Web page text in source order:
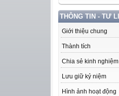
THÔNG TIN - TƯ
Giới thiệu chung
Thành tích
Chia sẻ kinh nghiệm
Lưu giữ kỷ niệm
Hình ảnh hoạt động